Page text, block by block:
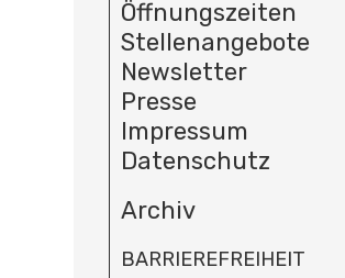
Öffnungszeiten
Stellenangebote
Newsletter
Presse
Impressum
Datenschutz
Archiv
BARRIEREFREIHEIT